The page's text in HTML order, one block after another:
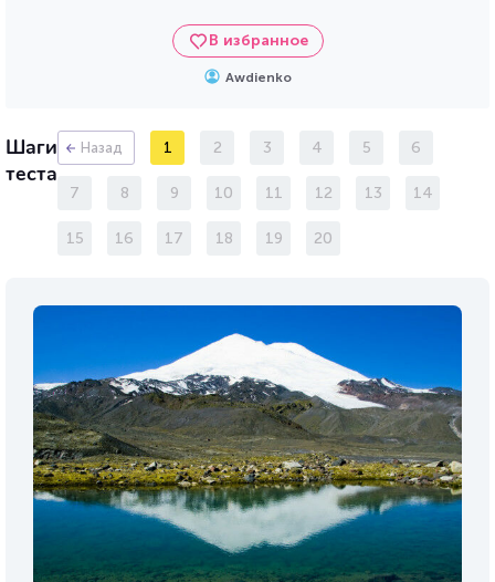
В избранное
Awdienko
Шаги
теста
Назад 1 2 3 4 5 6
7 8 9 10 11 12 13 14
15 16 17 18 19 20